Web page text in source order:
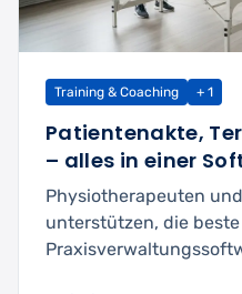
Training & Coaching + 1
Patientenakte,
– alles in einer
Physiotherapeuten
unterstützen, die beste